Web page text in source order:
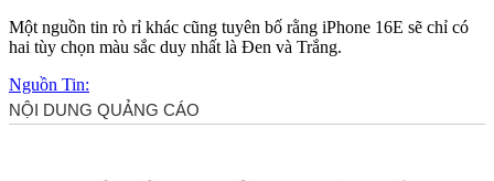
Một nguồn tin rò rỉ khác cũng tuyên bố rằng iPhone 16E sẽ chỉ có
hai tùy chọn màu sắc duy nhất là Đen và Trắng.
Nguồn Tin: